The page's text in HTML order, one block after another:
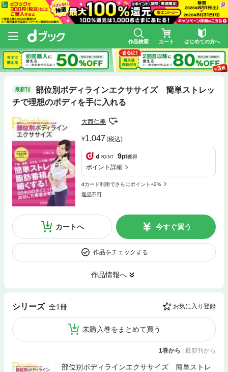
作品検索 カート はじめての方へ
最新刊
部位別ボディラインエクササイズ 簡単ストレッ
チで理想のボディを手に入れる
大西仁美
1,047 (税込)
9pt獲得
ポイント詳細
dカード利用でさらにポイント+2%
返品不可
カートへ 今すぐ買う
作品をチェックする
作品情報へ
シリーズ 全1冊 お気に入り登録
未購入巻をまとめて買う
1巻から 最新刊から
部位別ボディラインエクササイズ 簡単ストレ